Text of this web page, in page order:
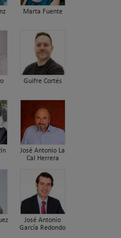
Marta Fuente
Guifre Cortés
José Antonio La
Cal Herrera
José Antonio
García Redondo